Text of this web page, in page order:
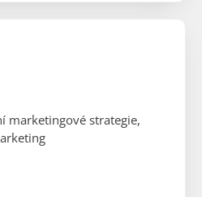
marketingové strategie,